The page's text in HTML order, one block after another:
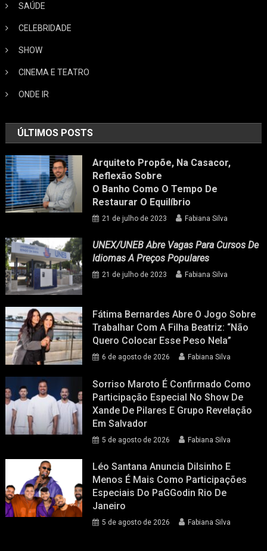
SAÚDE
CELEBRIDADE
SHOW
CINEMA E TEATRO
ONDE IR
ÚLTIMOS POSTS
Arquiteto Propõe, Na Casacor,
Reflexão Sobre
O Banho Como O Tempo De
Restaurar O Equilíbrio
21 de julho de 2023 Fabiana Silva
UNEX/UNEB Abre Vagas Para Cursos De
Idiomas A Preços Populares
21 de julho de 2023 Fabiana Silva
Fátima Bernardes Abre O Jogo Sobre
Trabalhar Com A Filha Beatriz: “Não
Quero Colocar Esse Peso Nela”
6 de agosto de 2026 Fabiana Silva
Sorriso Maroto É Confirmado Como
Participação Especial No Show De
Xande De Pilares E Grupo Revelação
Em Salvador
5 de agosto de 2026 Fabiana Silva
Léo Santana Anuncia Dilsinho E
Menos É Mais Como Participações
Especiais Do PaGGodin Rio De
Janeiro
5 de agosto de 2026 Fabiana Silva